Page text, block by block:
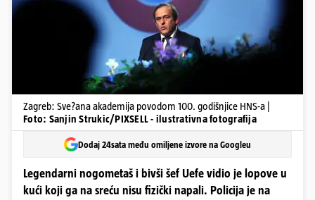
Zagreb: Sve?ana akademija povodom 100. godišnjice HNS-a |
Foto: Sanjin Strukic/PIXSELL - ilustrativna fotografija
Dodaj 24sata među omiljene izvore na Googleu
Legendarni nogometaš i bivši šef Uefe vidio je lopove u
kući koji ga na sreću nisu fizički napali. Policija je na